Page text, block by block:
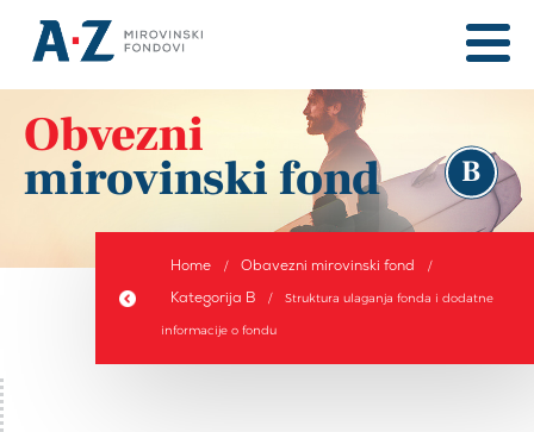
Obvezni
mirovinski fond B
Home / Obavezni mirovinski fond /
Kategorija B / Struktura ulaganja fonda i dodatne
informacije o fondu